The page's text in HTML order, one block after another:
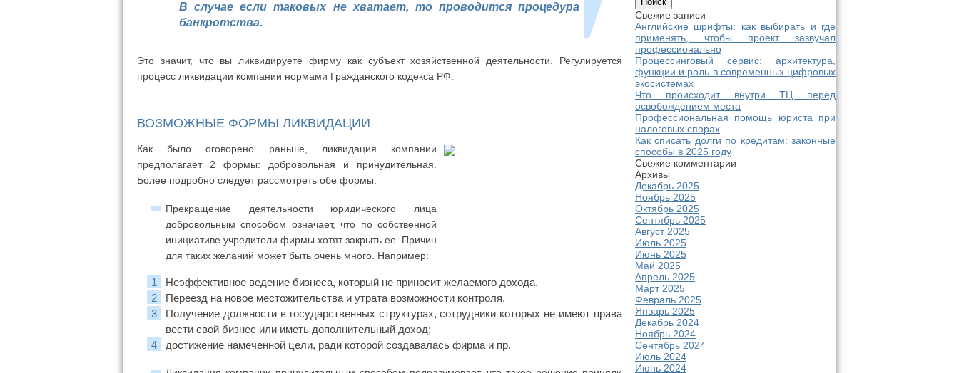
В случае если таковых не хватает, то проводится процедура
банкротства.
Это значит, что вы ликвидируете фирму как субъект хозяйственной деятельности. Регулируется
процесс ликвидации компании нормами Гражданского кодекса РФ.
ВОЗМОЖНЫЕ ФОРМЫ ЛИКВИДАЦИИ
Как было оговорено раньше, ликвидация компании
предполагает 2 формы: добровольная и принудительная.
Более подробно следует рассмотреть обе формы.
Прекращение деятельности юридического лица
добровольным способом означает, что по собственной
инициативе учредители фирмы хотят закрыть ее. Причин
для таких желаний может быть очень много. Например:
Неэффективное ведение бизнеса, который не приносит желаемого дохода.
Переезд на новое местожительства и утрата возможности контроля.
Получение должности в государственных структурах, сотрудники которых не имеют права
вести свой бизнес или иметь дополнительный доход;
достижение намеченной цели, ради которой создавалась фирма и пр.
Свежие записи
Английские шрифты: как выбирать и где
применять, чтобы проект зазвучал
профессионально
Процессинговый сервис: архитектура,
функции и роль в современных цифровых
экосистемах
Что происходит внутри ТЦ перед
освобождением места
Профессиональная помощь юриста при
налоговых спорах
Как списать долги по кредитам: законные
способы в 2025 году
Свежие комментарии
Архивы
Декабрь 2025
Ноябрь 2025
Октябрь 2025
Сентябрь 2025
Август 2025
Июль 2025
Июнь 2025
Май 2025
Апрель 2025
Март 2025
Февраль 2025
Январь 2025
Декабрь 2024
Ноябрь 2024
Сентябрь 2024
Июль 2024
Июнь 2024